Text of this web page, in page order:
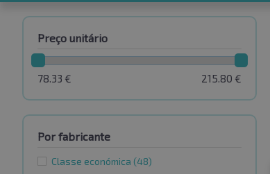
Preço unitário
215.80 €
78.33 €
Por fabricante
Classe económica (48)